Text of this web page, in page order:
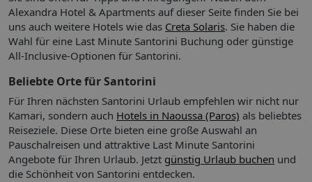
Abendessen serviert.
Essen & Trinken Ihre Unterkunft bietet folgende
Verpflegungsangebote:
Frühstück
Halbpension
Beschreibung der Verpflegungsangebote:
Frühstück: Buffet
Abendessen
Alexandra Hotel & Apartments auf dieser Seite finden Sie bei
uns auch weitere Hotels wie das Creta Solaris. Sie haben die
Wahl für eine Last Minute Santorini Buchung oder günstige
All-Inclusive-Optionen für Santorini.
Beliebte Orte für Santorini
Für Ihren nächsten Santorini Urlaub empfehlen wir nicht nur
Kamari, sondern auch Hotels in Naoussa (Paros) als beliebtes
Reiseziele. Diese Orte bieten eine große Auswahl an
Pauschalreisen und attraktive Last Minute Santorini
Angebote für Ihren Urlaub. Jetzt günstig Urlaub buchen und
die Schönheit von Santorini entdecken.